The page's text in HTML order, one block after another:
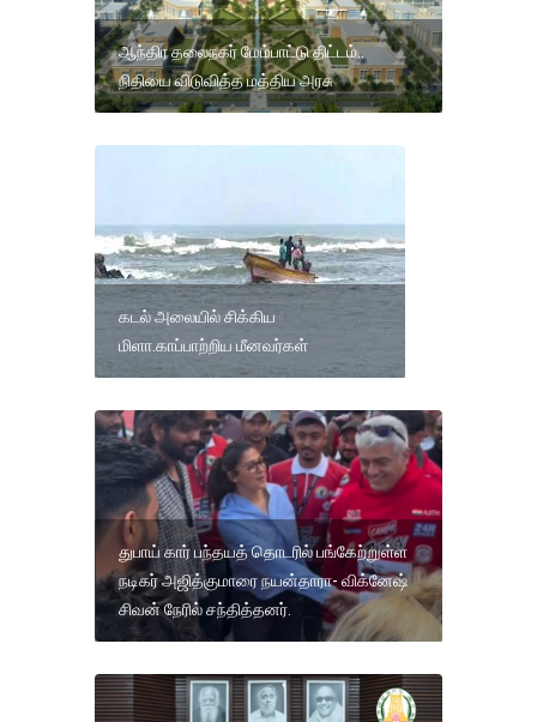
ஆந்திர தலைநகர் மேம்பாட்டு திட்டம்..
நிதியை விடுவித்த மத்திய அரசு
கடல் அலையில் சிக்கிய
மிளா.காப்பாற்றிய மீனவர்கள்
துபாய் கார் பந்தயத் தொடரில் பங்கேற்றுள்ள
நடிகர் அஜித்குமாரை நயன்தாரா- விக்னேஷ்
சிவன் நேரில் சந்தித்தனர்.